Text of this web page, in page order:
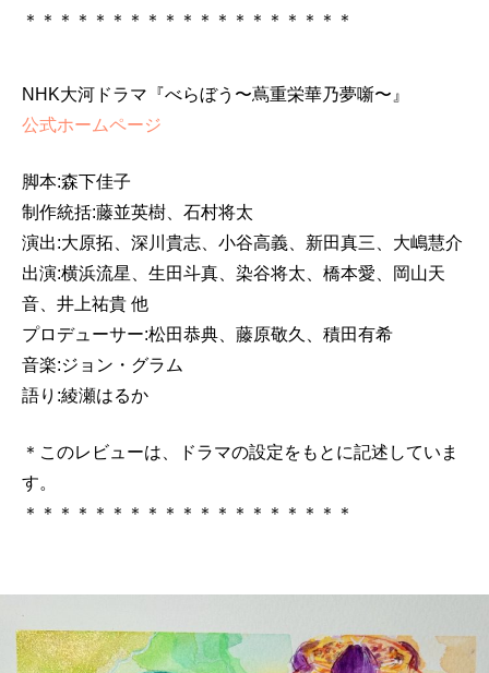
＊＊＊＊＊＊＊＊＊＊＊＊＊＊＊＊＊＊＊
NHK大河ドラマ『べらぼう〜蔦重栄華乃夢噺〜』
公式ホームページ
脚本:森下佳子
制作統括:藤並英樹、石村将太
演出:大原拓、深川貴志、小谷高義、新田真三、大嶋慧介
出演:横浜流星、生田斗真、染谷将太、橋本愛、岡山天
音、 井上祐貴 他
プロデューサー:松田恭典、藤原敬久、積田有希
音楽:ジョン・グラム
語り:綾瀬はるか
＊このレビューは、ドラマの設定をもとに記述していま
す。
＊＊＊＊＊＊＊＊＊＊＊＊＊＊＊＊＊＊＊